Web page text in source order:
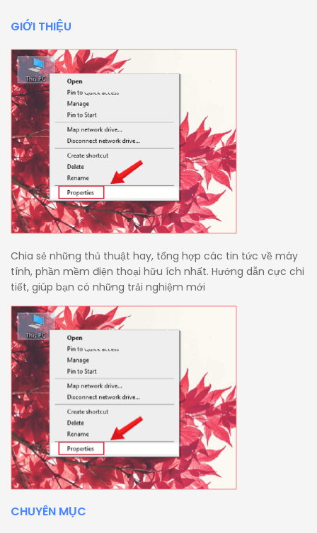
GIỚI THIỆU
Chia sẻ những thủ thuật hay, tổng hợp các tin tức về máy
tính, phần mềm điện thoại hữu ích nhất. Hướng dẫn cực chi
tiết, giúp bạn có những trải nghiệm mới
CHUYÊN MỤC